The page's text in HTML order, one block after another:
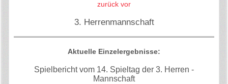
zurück vor
3. Herrenmannschaft
Aktuelle Einzelergebnisse:
Spielbericht vom 14. Spieltag der 3. Herren -
Mannschaft